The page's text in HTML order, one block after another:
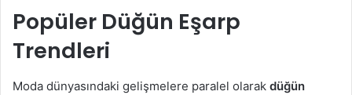
Popüler Düğün Eşarp
Trendleri
Moda dünyasındaki gelişmelere paralel olarak düğün